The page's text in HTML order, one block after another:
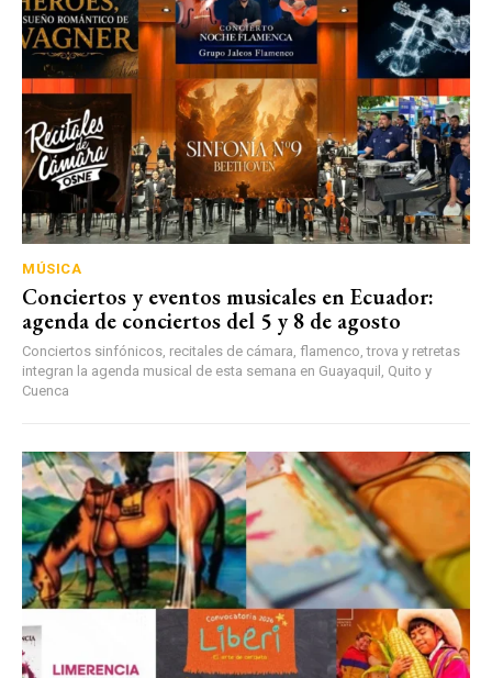
MÚSICA
Conciertos y eventos musicales en Ecuador:
agenda de conciertos del 5 y 8 de agosto
Conciertos sinfónicos, recitales de cámara, flamenco, trova y retretas
integran la agenda musical de esta semana en Guayaquil, Quito y
Cuenca